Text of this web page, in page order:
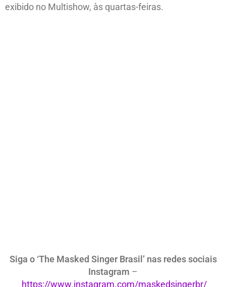
exibido no Multishow, às quartas-feiras.
Siga o ‘The Masked Singer Brasil’ nas redes sociais
Instagram –
https://www.instagram.com/maskedsingerbr/